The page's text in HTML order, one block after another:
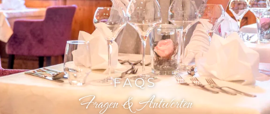
FAQS
Fragen & Antworten